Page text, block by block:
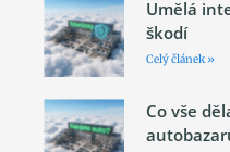
Umělá
škodí
Celý článek »
Co vše